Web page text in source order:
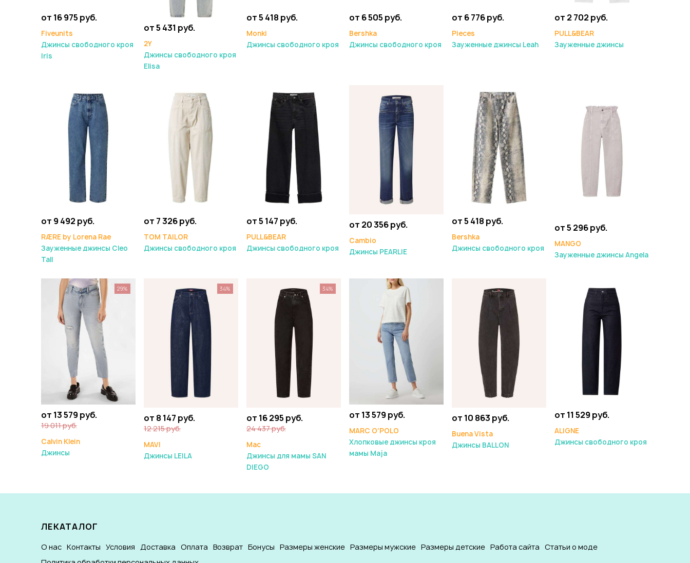
от 16 975 руб.
Fiveunits
Джинсы свободного кроя
Iris
от 5 431 руб.
2Y
Джинсы свободного кроя
Elisa
от 5 418 руб.
Monki
Джинсы свободного кроя
от 6 505 руб.
Bershka
Джинсы свободного кроя
от 6 776 руб.
Pieces
Зауженные джинсы Leah
от 2 702 руб.
PULL&BEAR
Зауженные джинсы
от 9 492 руб.
RÆRE by Lorena Rae
Зауженные джинсы Cleo
Tall
от 7 326 руб.
TOM TAILOR
Джинсы свободного кроя
от 5 147 руб.
PULL&BEAR
Джинсы свободного кроя
от 20 356 руб.
Cambio
Джинсы PEARLIE
от 5 418 руб.
Bershka
Джинсы свободного кроя
от 5 296 руб.
MANGO
Зауженные джинсы Angela
от 13 579 руб.
19 011 руб.
Calvin Klein
Джинсы
29%
от 8 147 руб.
12 215 руб.
MAVI
Джинсы LEILA
34%
от 16 295 руб.
24 437 руб.
Mac
Джинсы для мамы SAN
DIEGO
34%
от 13 579 руб.
MARC O'POLO
Хлопковые джинсы кроя
мамы Maja
от 10 863 руб.
Buena Vista
Джинсы BALLON
от 11 529 руб.
ALIGNE
Джинсы свободного кроя
ЛЕКАТАЛОГ
О нас Контакты Условия Доставка Оплата Возврат Бонусы Размеры женские Размеры мужские Размеры детские Работа сайта Статьи о моде